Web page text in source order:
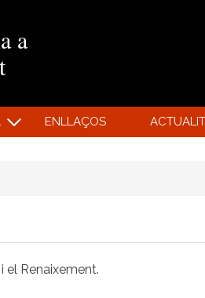
a
ENLLAÇOS
el Renaixement.